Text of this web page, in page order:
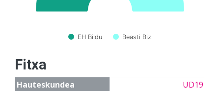
EH Bildu Beasti Bizi
Fitxa
Hauteskundea
UD19